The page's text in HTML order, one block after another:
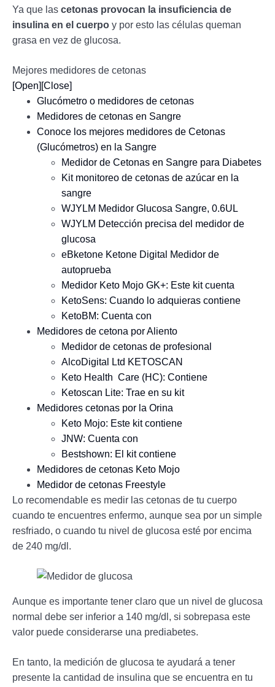
Ya que las cetonas provocan la insuficiencia de
insulina en el cuerpo y por esto las células queman
grasa en vez de glucosa.
Mejores medidores de cetonas
[Open] [Close]
Glucómetro o medidores de cetonas
Medidores de cetonas en Sangre
Conoce los mejores medidores de Cetonas
(Glucómetros) en la Sangre
Medidor de Cetonas en Sangre para Diabetes
Kit monitoreo de cetonas de azúcar en la
sangre
WJYLM Medidor Glucosa Sangre, 0.6UL
WJYLM Detección precisa del medidor de
glucosa
eBketone Ketone Digital Medidor de
autoprueba
Medidor Keto Mojo GK+: Este kit cuenta
KetoSens: Cuando lo adquieras contiene
KetoBM: Cuenta con
Medidores de cetona por Aliento
Medidor de cetonas de profesional
AlcoDigital Ltd KETOSCAN
Keto Health Care (HC): Contiene
Ketoscan Lite: Trae en su kit
Medidores cetonas por la Orina
Keto Mojo: Este kit contiene
JNW: Cuenta con
Bestshown: El kit contiene
Medidores de cetonas Keto Mojo
Medidor de cetonas Freestyle
Lo recomendable es medir las cetonas de tu cuerpo
cuando te encuentres enfermo, aunque sea por un simple
resfriado, o cuando tu nivel de glucosa esté por encima
de 240 mg/dl.
Aunque es importante tener claro que un nivel de glucosa
normal debe ser inferior a 140 mg/dl, si sobrepasa este
valor puede considerarse una prediabetes.
En tanto, la medición de glucosa te ayudará a tener
presente la cantidad de insulina que se encuentra en tu